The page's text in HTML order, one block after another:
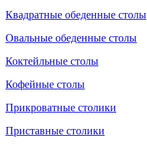
Квадратные обеденные столы
Овальные обеденные столы
Коктейльные столы
Кофейные столы
Прикроватные столики
Приставные столики